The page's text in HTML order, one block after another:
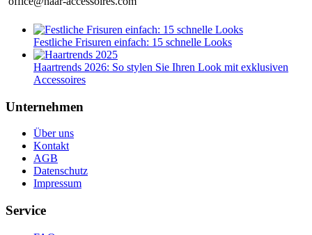
Festliche Frisuren einfach: 15 schnelle Looks
Haartrends 2026: So stylen Sie Ihren Look mit exklusiven
Accessoires
Unternehmen
Über uns
Kontakt
AGB
Datenschutz
Impressum
Service